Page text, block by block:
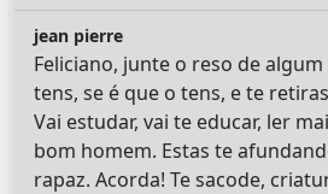
jean pierre
Feliciano, junte o reso de
tens, se é que o tens, e te
Vai estudar, vai te educar, ler
bom homem. Estas te
rapaz. Acorda! Te sacode,